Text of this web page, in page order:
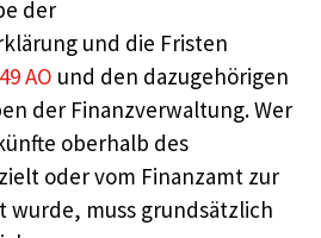
der
und die Fristen
AO und den dazugehörigen
der Finanzverwaltung. Wer
oberhalb des
oder vom Finanzamt zur
wurde, muss grundsätzlich